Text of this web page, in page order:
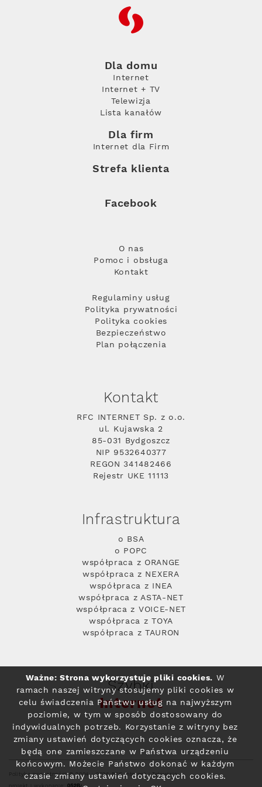
RFC
Dla domu
Internet
Internet + TV
Telewizja
Lista kanałów
Dla firm
Internet dla Firm
Strefa klienta
Facebook
O nas
Pomoc i obsługa
Kontakt
Regulaminy usług
Polityka prywatności
Polityka cookies
Bezpieczeństwo
Plan połączenia
Kontakt
RFC INTERNET Sp. z o.o.
ul. Kujawska 2
85-031 Bydgoszcz
NIP 9532640377
REGON 341482466
Rejestr UKE 11113
Infrastruktura
o BSA
o POPC
współpraca z ORANGE
współpraca z NEXERA
współpraca z INEA
współpraca z ASTA-NET
współpraca z VOICE-NET
współpraca z TOYA
współpraca z TAURON
Szybki
Internet
Polityka prywatności© 2004 - 2026 RFC Internet i Telewizja
Ważne: Strona wykorzystuje pliki cookies. W
ramach naszej witryny stosujemy pliki cookies w
celu świadczenia Państwu usług na najwyższym
poziomie, w tym w sposób dostosowany do
indywidualnych potrzeb. Korzystanie z witryny bez
zmiany ustawień dotyczących cookies oznacza, że
będą one zamieszczane w Państwa urządzeniu
końcowym. Możecie Państwo dokonać w każdym
czasie zmiany ustawień dotyczących cookies.